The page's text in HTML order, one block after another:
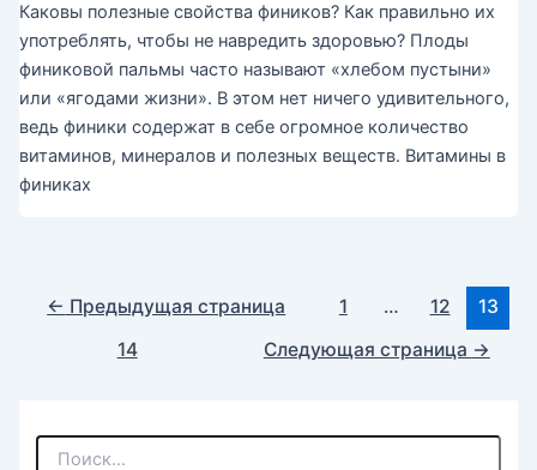
Каковы полезные свойства фиников? Как правильно их
употреблять, чтобы не навредить здоровью? Плоды
финиковой пальмы часто называют «хлебом пустыни»
или «ягодами жизни». В этом нет ничего удивительного,
ведь финики содержат в себе огромное количество
витаминов, минералов и полезных веществ. Витамины в
финиках
Постраничная
← Предыдущая страница 1 … 12
13
14
Следующая страница →
П